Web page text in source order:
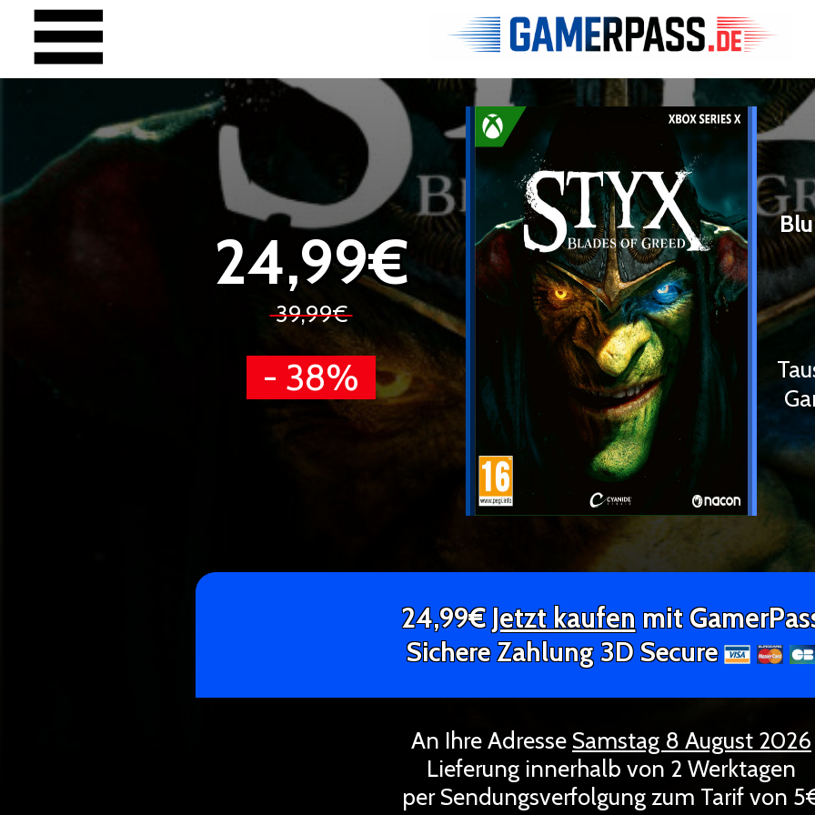
24,99€
39,99€
- 38%
24,99€Jetzt kaufen mit
Sichere Zahlung 3D Secure
An Ihre Adresse Samstag 8 August 2026
Lieferung innerhalb von 2 Werktagen
per Sendungsverfolgung zum Tarif von